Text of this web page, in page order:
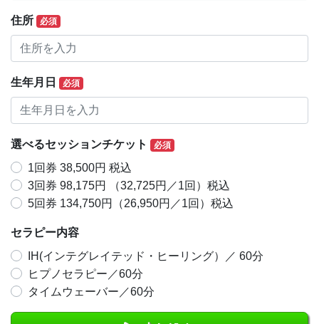
住所 必須
生年月日 必須
選べるセッションチケット 必須
1回券 38,500円 税込
3回券 98,175円 （32,725円／1回）税込
5回券 134,750円（26,950円／1回）税込
セラピー内容
IH(インテグレイテッド・ヒーリング）／ 60分
ヒプノセラピー／60分
タイムウェーバー／60分